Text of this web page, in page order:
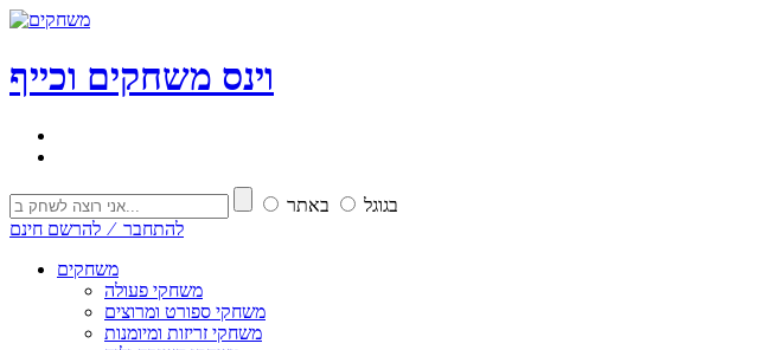
וינס משחקים וכייף
בגוגל
באתר
להתחבר ⁄ להרשם חינם
משחקים
משחקי פעולה
משחקי ספורט ומרוצים
משחקי זריזות ומיומנות